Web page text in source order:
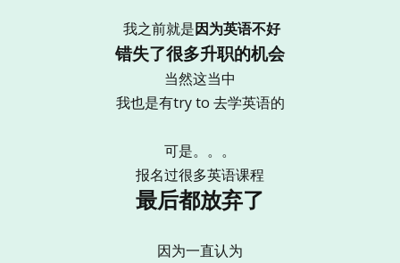
我之前就是因为英语不好
错失了很多升职的机会
当然这当中
我也是有try to 去学英语的
可是。。。
报名过很多英语课程
最后都放弃了
因为一直认为